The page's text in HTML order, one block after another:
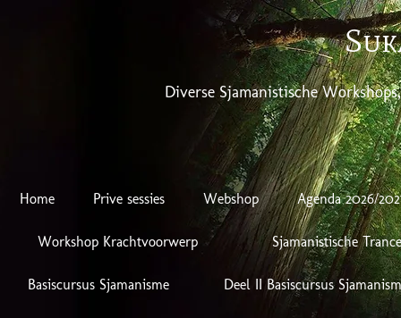
Diverse Sjamanistische
Home Prive sessies Webshop Agenda 2026/
Workshop Krachtvoorwerp Sjamanistische
Basiscursus Sjamanisme Deel II Basiscursus